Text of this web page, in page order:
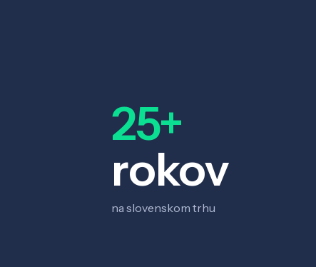
25+
rokov
na slovenskom trhu